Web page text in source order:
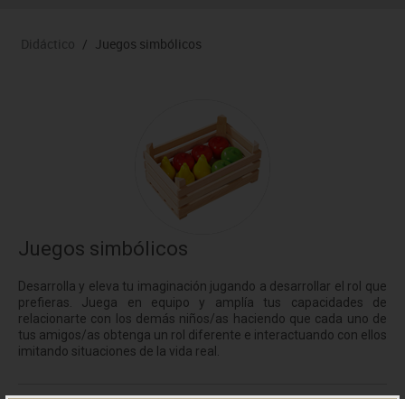
Didáctico / Juegos simbólicos
Juegos simbólicos
Desarrolla y eleva tu imaginación jugando a desarrollar el rol que
prefieras. Juega en equipo y amplía tus capacidades de
relacionarte con los demás niños/as haciendo que cada uno de
tus amigos/as obtenga un rol diferente e interactuando con ellos
imitando situaciones de la vida real.